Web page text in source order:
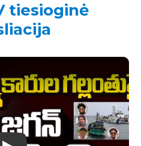
tiesioginė